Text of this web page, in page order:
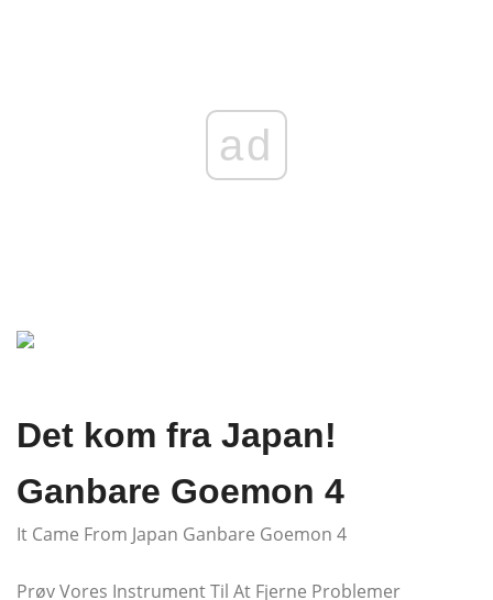
ad
Det kom fra Japan!
Ganbare Goemon 4
It Came From Japan Ganbare Goemon 4
Prøv Vores Instrument Til At Fjerne Problemer